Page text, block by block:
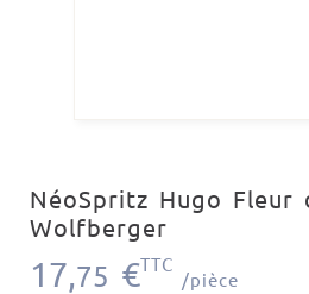
NéoSpritz Hugo Fleur
Wolfberger
17,75 €TTC
/pièce